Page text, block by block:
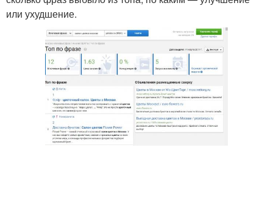
или ухудшение.